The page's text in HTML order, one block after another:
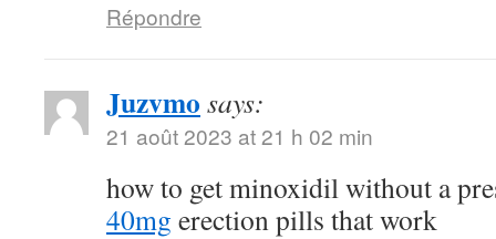
Répondre
Juzvmo says:
21 août 2023 at 21 h 02 min
how to get minoxidil without a
40mg erection pills that work